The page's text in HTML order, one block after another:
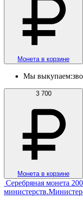
Монета в корзине
Мы выкупаем:
3 700
Монета в корзине
Серебряная монета